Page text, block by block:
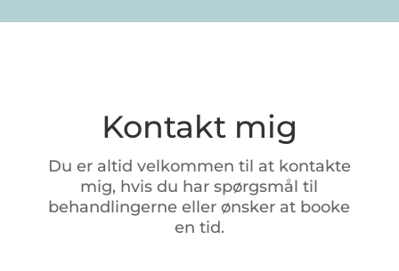
Kontakt mig
Du er altid velkommen til at kontakte
mig, hvisdu harspørgsmåltil
behandlingerneellerønsker at booke
en tid.